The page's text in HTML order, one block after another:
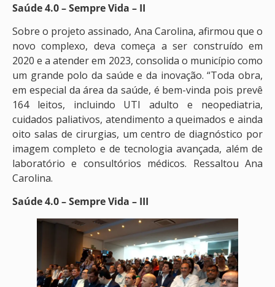
Saúde 4.0 – Sempre Vida – II
Sobre o projeto assinado, Ana Carolina, afirmou que o
novo complexo, deva começa a ser construído em
2020 e a atender em 2023, consolida o município como
um grande polo da saúde e da inovação. “Toda obra,
em especial da área da saúde, é bem-vinda pois prevê
164 leitos, incluindo UTI adulto e neopediatria,
cuidados paliativos, atendimento a queimados e ainda
oito salas de cirurgias, um centro de diagnóstico por
imagem completo e de tecnologia avançada, além de
laboratório e consultórios médicos. Ressaltou Ana
Carolina.
Saúde 4.0 – Sempre Vida – III